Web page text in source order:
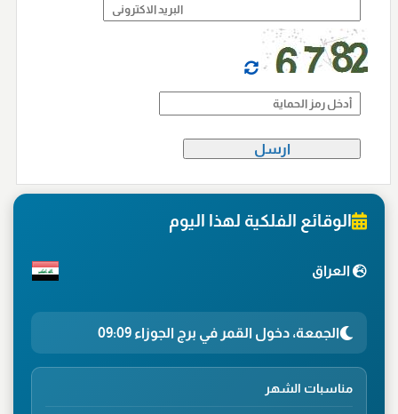
الوقائع الفلكية لهذا اليوم
العراق
الجمعة، دخول القمر في برج الجوزاء 09:09
مناسبات الشهر